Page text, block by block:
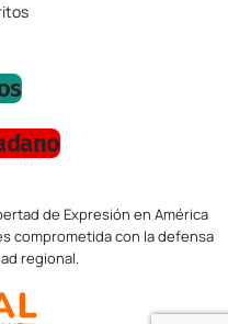
de Expresión en América
comprometida con la defensa
regional.